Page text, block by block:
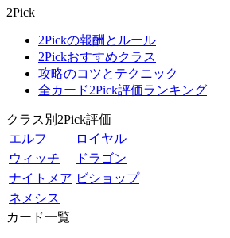
2Pick
2Pickの報酬とルール
2Pickおすすめクラス
攻略のコツとテクニック
全カード2Pick評価ランキング
クラス別2Pick評価
エルフ
ロイヤル
ウィッチ
ドラゴン
ナイトメア ビショップ
ネメシス
カード一覧